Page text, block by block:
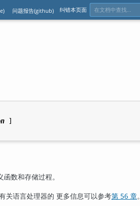
问题报告(github) 纠错本页面
]
数和存储过程。
关语言处理器的 更多信息可以参考第 56 章。